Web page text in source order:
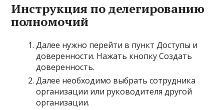
Инструкция по делегированию
полномочий
Далее нужно перейти в пункт Доступы и
доверенности. Нажать кнопку Создать
доверенность.
Далее необходимо выбрать сотрудника
организации или руководителя другой
организации.